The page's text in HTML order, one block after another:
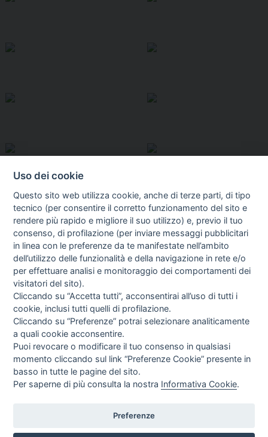
I libri Vedi tutti
Direttrice Responsabile: Alessandra Costante | Registrazione al Tribunale Civile
Uso dei cookie
Questo sito web utilizza cookie, anche di terze parti, di tipo
tecnico (per consentire il corretto funzionamento del sito e
rendere più rapido e migliore il suo utilizzo) e, previo il tuo
consenso, di profilazione (per inviare messaggi pubblicitari
in linea con le preferenze da te manifestate nell’ambito
dell’utilizzo delle funzionalità e della navigazione in rete e/o
per effettuare analisi e monitoraggio dei comportamenti dei
visitatori del sito).
Cliccando su “Accetta tutti”, acconsentirai all’uso di tutti i
cookie, inclusi tutti quelli di profilazione.
Cliccando su “Preferenze” potrai selezionare analiticamente
a quali cookie acconsentire.
Puoi revocare o modificare il tuo consenso in qualsiasi
momento cliccando sul link “Preferenze Cookie” presente in
basso in tutte le pagine del sito.
Per saperne di più consulta la nostra Informativa Cookie.
Preferenze